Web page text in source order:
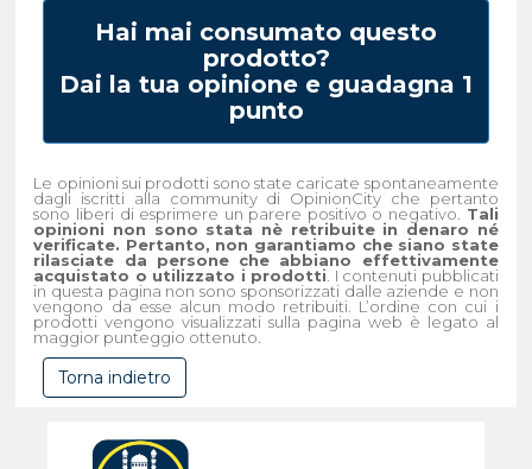
Hai mai consumato questo
prodotto?
Dai la tua opinione e guadagna 1
punto
Le opinioni sui prodotti sono state caricate spontaneamente
dagli iscritti alla community di OpinionCity che pertanto
sono liberi di esprimere un parere positivo o negativo. Tali
opinioni non sono stata nè retribuite in denaro né
verificate. Pertanto, non garantiamo che siano state
rilasciate da persone che abbiano effettivamente
acquistato o utilizzato i prodotti . I contenuti pubblicati
in questa pagina non sono sponsorizzati dalle aziende e non
vengono da esse alcun modo retribuiti. L’ordine con cui i
prodotti vengono visualizzati sulla pagina web è legato al
maggior punteggio ottenuto.
Torna indietro